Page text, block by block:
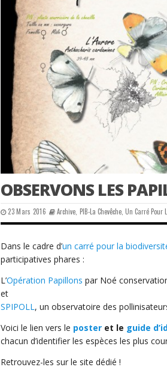
OBSERVONS LES
23 Mars 2016 Archive PIB-La Chevêche,Un Carré Pour
Dans le cadre d’un carré pour la
participatives phares :
L’Opération Papillons par Noé
et
SPIPOLL, un observatoire des
Voici le lien vers le poster et le guide
chacun d’identifier les espèces les plus
Retrouvez-les sur le site dédié !